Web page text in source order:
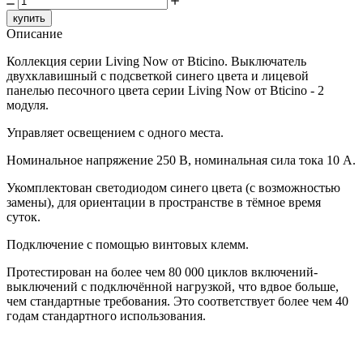
купить
Описание
Коллекция серии Living Now от Bticino. Выключатель
двухклавишный с подсветкой синего цвета и лицевой
панелью песочного цвета серии Living Now от Bticino - 2
модуля.
Управляет освещением с одного места.
Номинальное напряжение 250 В, номинальная сила тока 10 A.
Укомплектован светодиодом синего цвета (с возможностью
замены), для ориентации в пространстве в тёмное время
суток.
Подключение с помощью винтовых клемм.
Протестирован на более чем 80 000 циклов включений-
выключений с подключённой нагрузкой, что вдвое больше,
чем стандартные требования. Это соответствует более чем 40
годам стандартного использования.